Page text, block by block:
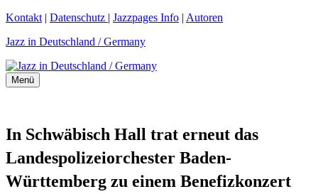
Zum
springen
Kontakt | Datenschutz | Jazzpages Info | Autoren
Jazz in Deutschland / Germany
Menü
In Schwäbisch Hall trat erneut das
Landespolizeiorchester Baden-
Württemberg zu einem Benefizkonzert